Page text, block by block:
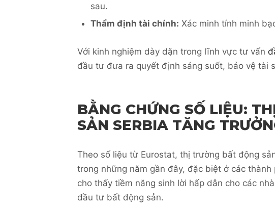
sau.
Thẩm định tài chính: Xác minh tính minh
Với kinh nghiệm dày dặn trong lĩnh vực tư vấn
đầu tư đưa ra quyết định sáng suốt, bảo vệ tài
BẰNG CHỨNG SỐ LIỆU:
SẢN SERBIA TĂNG
Theo số liệu từ Eurostat, thị trường bất động
trong những năm gần đây, đặc biệt ở các
cho thấy tiềm năng sinh lời hấp dẫn cho các
đầu tư bất động sản.